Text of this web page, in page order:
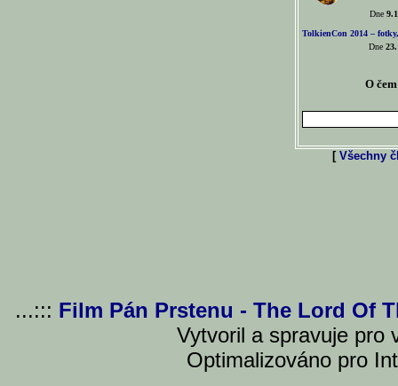
Dne
TolkienCon 2014 –
Dne
O
[ Všechny
...::: Film Pán Prstenu - The Lord Of
Vytvoril a spravuje pro
Optimalizováno pro